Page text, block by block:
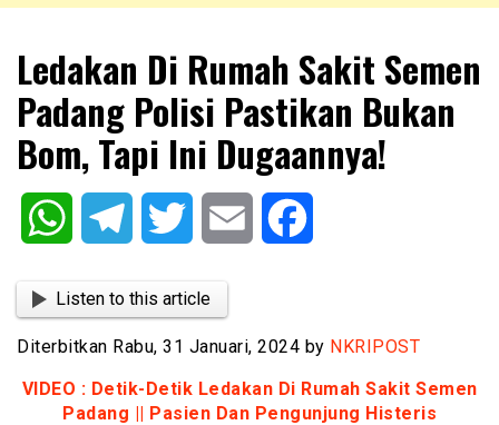
NKRIPOST
Ledakan Di Rumah Sakit Semen
Padang Polisi Pastikan Bukan
Bom, Tapi Ini Dugaannya!
WhatsAppTelegram Twitter Email
Listen to this article
Diterbitkan Rabu, 31 Januari, 2024 by NKRIPOST
VIDEO : Detik-Detik Ledakan Di Rumah Sakit Semen
Padang || Pasien Dan Pengunjung Histeris